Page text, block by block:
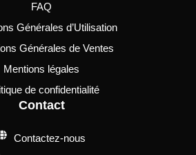
FAQ
Générales d’Utilisation
Générales de Ventes
Mentions légales
de confidentialité
Contact
Contactez-nous